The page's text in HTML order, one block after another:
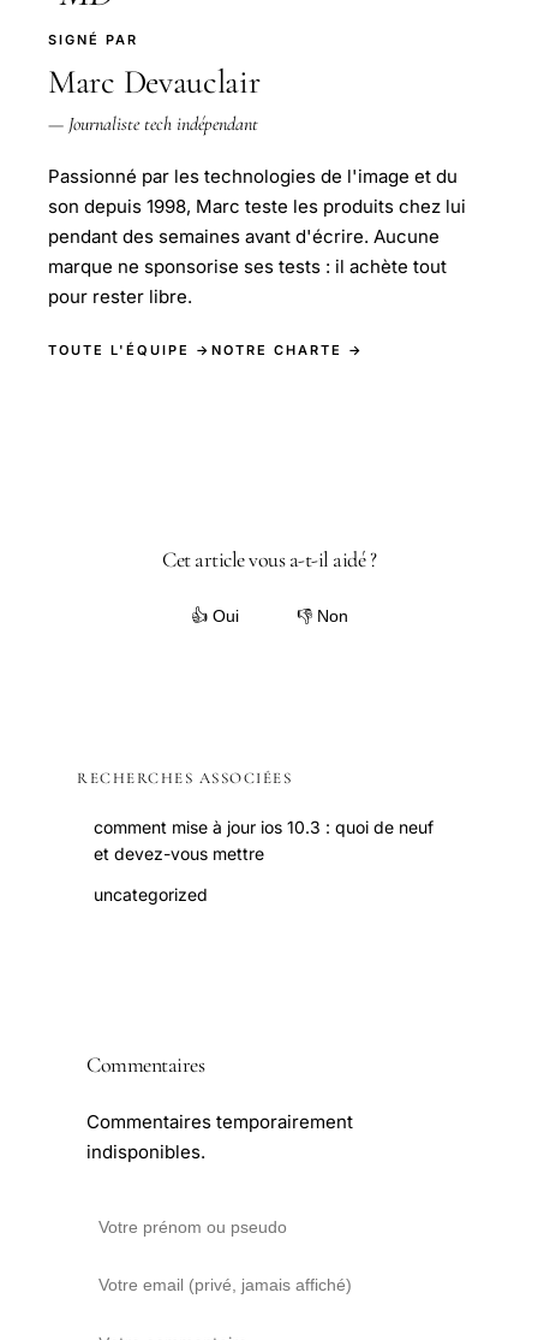
SIGNÉ PAR
Marc Devauclair
— Journaliste tech indépendant
Passionné par les technologies de l'image et du
son depuis 1998, Marc teste les produits chez lui
pendant des semaines avant d'écrire. Aucune
marque ne sponsorise ses tests : il achète tout
pour rester libre.
TOUTE L'ÉQUIPE → NOTRE CHARTE →
Cet article vous a-t-il aidé ?
👍 Oui 👎 Non
RECHERCHES ASSOCIÉES
comment mise à jour ios 10.3 : quoi de neuf
et devez-vous mettre
uncategorized
Commentaires
Commentaires temporairement
indisponibles.